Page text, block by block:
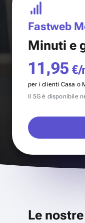
Fastweb
Minuti e
11,95 €/
per i clienti Casa o
Il 5G è disponibile
Le